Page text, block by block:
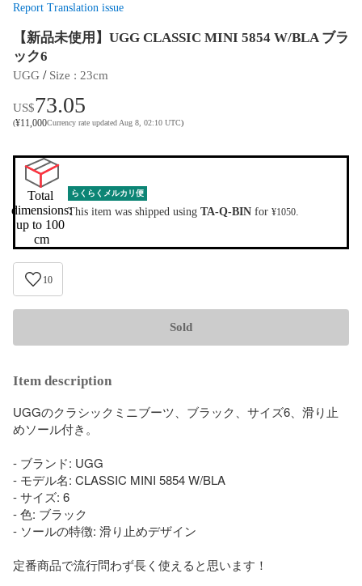
Report Translation issue
【新品未使用】UGG CLASSIC MINI 5854 W/BLA ブラ
ック6
UGG / Size : 23cm
US$73.05
(¥11,000Currency rate updated Aug 8, 02:10 UTC)
Total
dimensions:
up to 100
cm
らくらくメルカリ便
This item was shipped using TA-Q-BIN for ¥1050.
10
Sold
Item description
UGGのクラシックミニブーツ、ブラック、サイズ6、滑り止
めソール付き。
- ブランド: UGG
- モデル名: CLASSIC MINI 5854 W/BLA
- サイズ: 6
- 色: ブラック
- ソールの特徴: 滑り止めデザイン
定番商品で流行問わず長く使えると思います！